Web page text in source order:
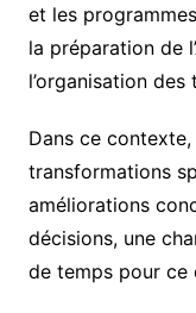
et les
la préparation de
l’organisation
Dans ce contexte,
transformations
améliorations
décisions, une
de temps pour ce